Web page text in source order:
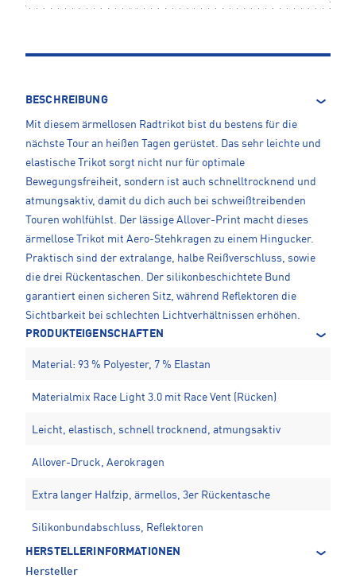
BESCHREIBUNG
Mit diesem ärmellosen Radtrikot bist du bestens für die
nächste Tour an heißen Tagen gerüstet. Das sehr leichte und
elastische Trikot sorgt nicht nur für optimale
Bewegungsfreiheit, sondern ist auch schnelltrocknend und
atmungsaktiv, damit du dich auch bei schweißtreibenden
Touren wohlfühlst. Der lässige Allover-Print macht dieses
ärmellose Trikot mit Aero-Stehkragen zu einem Hingucker.
Praktisch sind der extralange, halbe Reißverschluss, sowie
die drei Rückentaschen. Der silikonbeschichtete Bund
garantiert einen sicheren Sitz, während Reflektoren die
Sichtbarkeit bei schlechten Lichtverhältnissen erhöhen.
PRODUKTEIGENSCHAFTEN
Material: 93 % Polyester, 7 % Elastan
Materialmix Race Light 3.0 mit Race Vent (Rücken)
Leicht, elastisch, schnell trocknend, atmungsaktiv
Allover-Druck, Aerokragen
Extra langer Halfzip, ärmellos, 3er Rückentasche
Silikonbundabschluss, Reflektoren
HERSTELLERINFORMATIONEN
Hersteller